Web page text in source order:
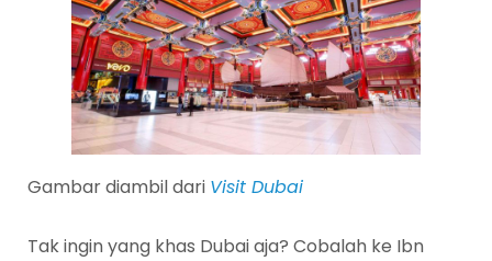
Gambar diambil dari Visit Dubai
Tak ingin yang khas Dubai aja? Cobalah ke Ibn